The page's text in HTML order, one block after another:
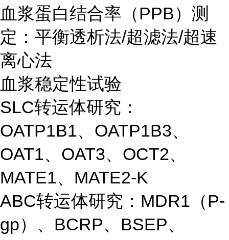
血浆蛋白结合率（PPB）测
定：平衡透析法/超滤法/超速
离心法
血浆稳定性试验
SLC转运体研究：
OATP1B1、OATP1B3、
OAT1、OAT3、OCT2、
MATE1、MATE2-K
ABC转运体研究：MDR1（P-
gp）、BCRP、BSEP、